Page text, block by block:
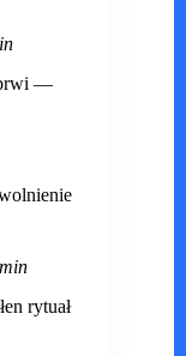
brwi —
rytuał